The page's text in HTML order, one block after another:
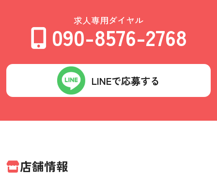
求人専用ダイヤル
090-8576-2768
LINEで応募する
店舗情報